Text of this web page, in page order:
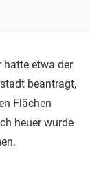
hatte etwa der
beantragt,
Flächen
heuer wurde